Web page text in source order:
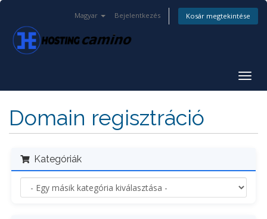
Magyar Bejelentkezés Kosár megtekintése
a
Domain regisztráció
Kategóriák